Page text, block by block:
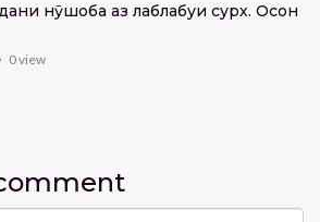
нӯшоба аз лаблабуи сурх. Осон
0view